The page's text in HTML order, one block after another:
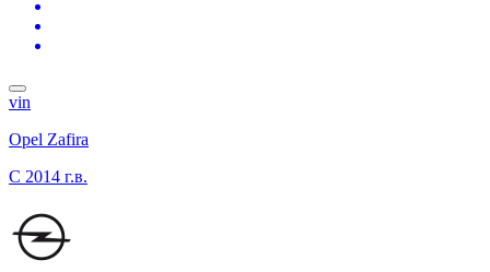
vin
Opel Zafira
C 2014 г.в.